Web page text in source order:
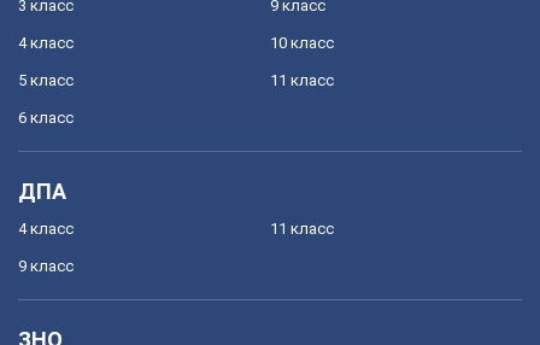
3 класс
4 класс
5 класс
6 класс
9 класс
10 класс
11 класс
ДПА
4 класс
9 класс
11 класс
ЗНО